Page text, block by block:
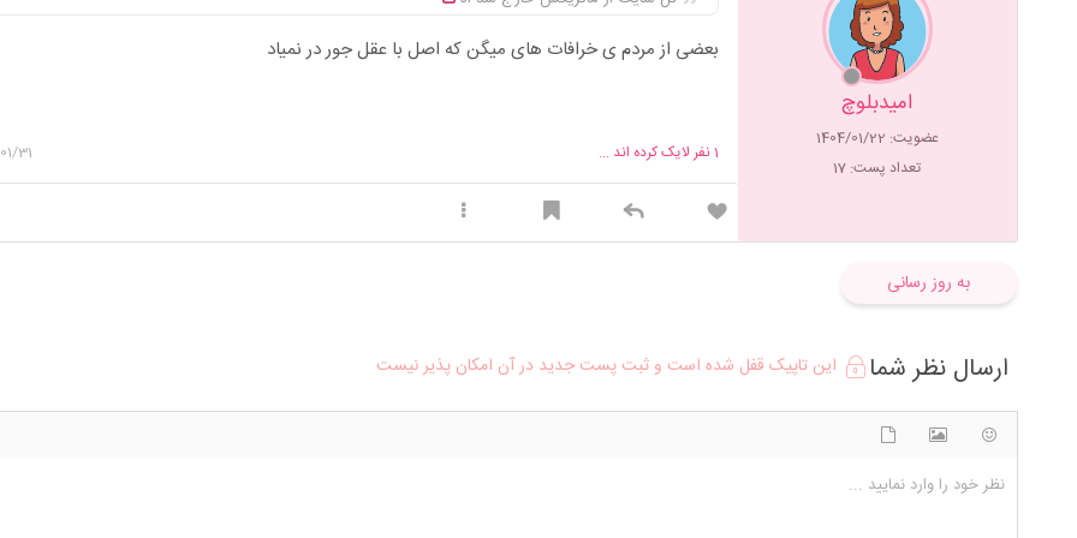
امیدبلوچ
عضویت: 1404/01/22
تعداد پست: 17
بعضی از مردم ی خرافات های میگن که اصل با عقل جور در نمیاد
31 1نفر لایک کرده اند ...
به روز رسانی
ارسال نظر شما این تاپیک قفل شده است و ثبت پست جدید در آن امکان پذیر نیست
نظر خود را وارد نمایید ...